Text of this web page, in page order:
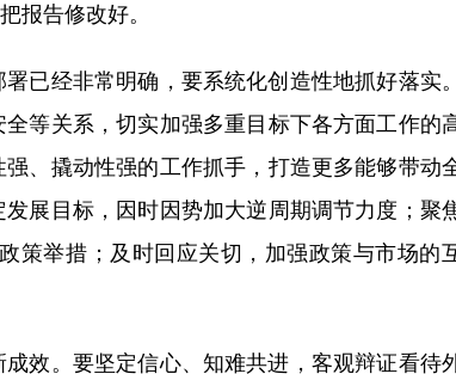
报告修改好。
经非常明确，要系统化创造性地抓好落实。
等关系，切实加强多重目标下各方面工作的
、撬动性强的工作抓手，打造更多能够带动
展目标，因时因势加大逆周期调节力度；聚
策举措；及时回应关切，加强政策与市场的
效。要坚定信心、知难共进，客观辩证看待